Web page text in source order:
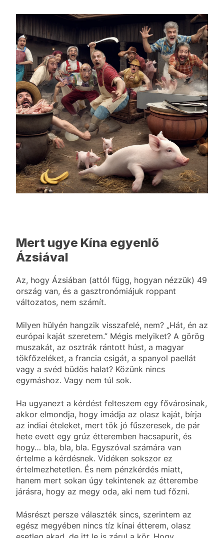
Mert ugye Kína egyenlő
Ázsiával
Az, hogy Ázsiában (attól függ, hogyan nézzük) 49
ország van, és a gasztronómiájuk roppant
változatos, nem számít.
Milyen hülyén hangzik visszafelé, nem? „Hát, én az
európai kaját szeretem.” Mégis melyiket? A görög
muszakát, az osztrák rántott húst, a magyar
tökfőzeléket, a francia csigát, a spanyol paellát
vagy a svéd büdös halat? Közünk nincs
egymáshoz. Vagy nem túl sok.
Ha ugyanezt a kérdést felteszem egy fővárosinak,
akkor elmondja, hogy imádja az olasz kaját, bírja
az indiai ételeket, mert tök jó fűszeresek, de pár
hete evett egy grúz étteremben hacsapurit, és
hogy… bla, bla, bla. Egyszóval számára van
értelme a kérdésnek. Vidéken sokszor ez
értelmezhetetlen. És nem pénzkérdés miatt,
hanem mert sokan úgy tekintenek az étterembe
járásra, hogy az megy oda, aki nem tud főzni.
Másrészt persze választék sincs, szerintem az
egész megyében nincs tíz kínai étterem, olasz